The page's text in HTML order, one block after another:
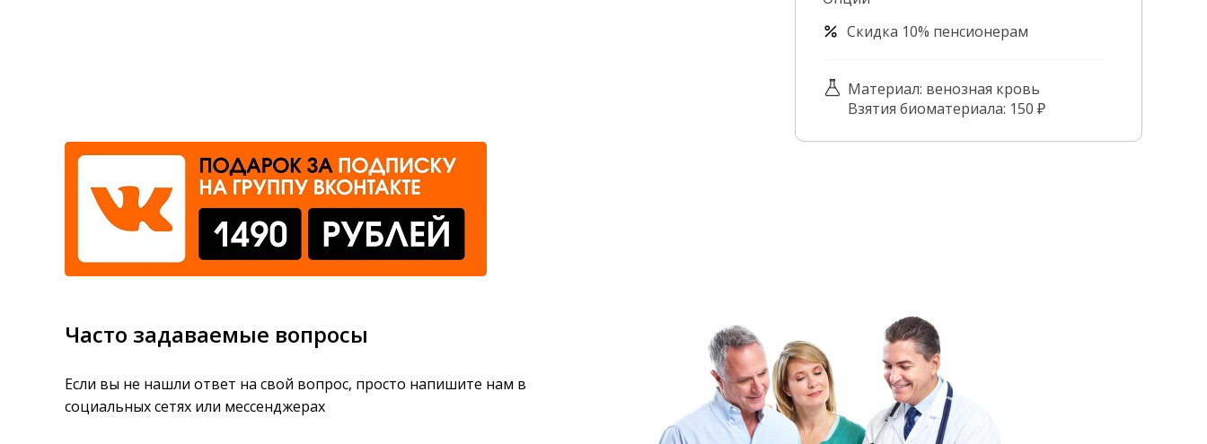
Скидка 10% пенсионерам
Материал: венозная кровь
Взятия биоматериала: 150 ₽
Часто задаваемые вопросы
Если вы не нашли ответ на свой вопрос, просто напишите нам в
социальных сетях или мессенджерах